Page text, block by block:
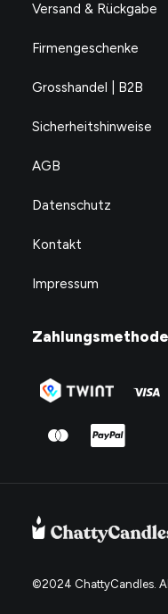
Versand & Rückgabe
Firmengeschenke
Grosshandel | B2B
Sicherheitshinweise
AGB
Datenschutz
Kontakt
Impressum
©2024 ChattyCandles.